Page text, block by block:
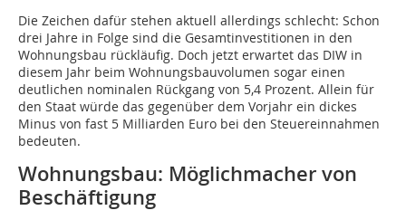
Die Zeichen dafür stehen aktuell allerdings schlecht: Schon
drei Jahre in Folge sind die Gesamtinvestitionen in den
Wohnungsbau rückläufig. Doch jetzt erwartet das DIW in
diesem Jahr beim Wohnungsbauvolumen sogar einen
deutlichen nominalen Rückgang von 5,4 Prozent. Allein für
den Staat würde das gegenüber dem Vorjahr ein dickes
Minus von fast 5 Milliarden Euro bei den Steuereinnahmen
bedeuten.
Wohnungsbau: Möglichmacher von
Beschäftigung